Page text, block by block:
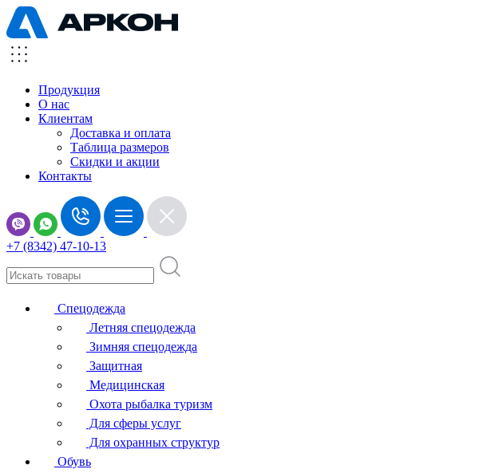
Продукция
О нас
Клиентам
Доставка и оплата
Таблица размеров
Скидки и акции
Контакты
+7 (8342) 47-10-13
Спецодежда
Летняя спецодежда
Зимняя спецодежда
Защитная
Медицинская
Охота рыбалка туризм
Для сферы услуг
Для охранных структур
Обувь